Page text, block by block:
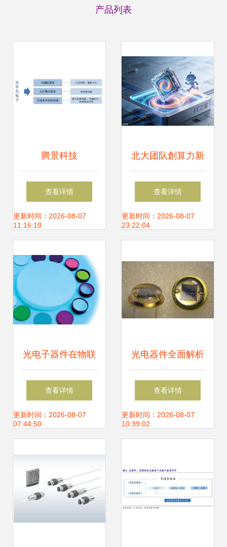
产品列表
腾景科技
（787195）申购指
南 时间节奏、上市
查看详情
更新时间：2026-08-07
11:16:10
北大团队創算力新
紀元 全新计算架构
破解后摩尔时代光
查看详情
更新时间：2026-08-07
23:22:04
光电子器件在物联
网与传感技术中的
关键作用与供应趋
查看详情
更新时间：2026-08-07
07:44:50
光电器件全面解析
从光电池走向光电
传感器
查看详情
更新时间：2026-08-07
10:39:02